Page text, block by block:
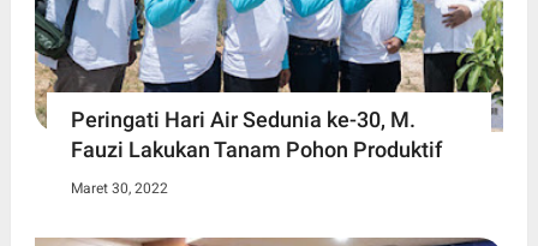
Peringati Hari Air Sedunia ke-30, M.
Fauzi Lakukan Tanam Pohon Produktif
Maret 30, 2022